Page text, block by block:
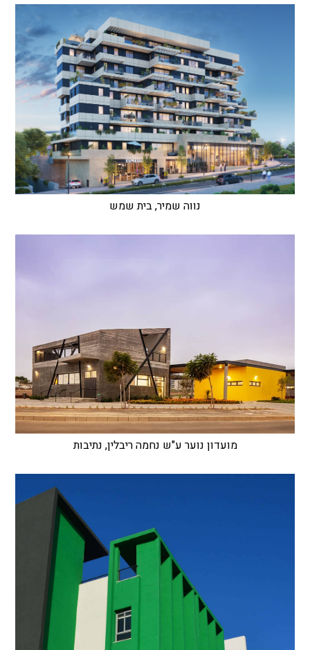
נווה שמיר, בית שמש
מועדון נוער ע"ש נחמה ריבלין, נתיבות